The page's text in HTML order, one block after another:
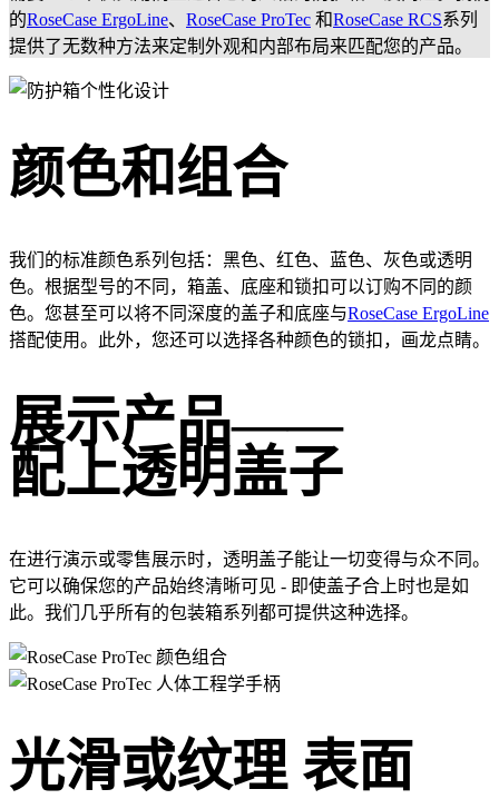
的RoseCase ErgoLine、 RoseCase ProTec 和RoseCase RCS系列
提供了无数种方法来定制外观和内部布局来匹配您的产品。
颜色和组合
我们的标准颜色系列包括：黑色、红色、蓝色、灰色或透明
色。根据型号的不同，箱盖、底座和锁扣可以订购不同的颜
色。您甚至可以将不同深度的盖子和底座与RoseCase ErgoLine
搭配使用。此外，您还可以选择各种颜色的锁扣，画龙点睛。
展示产品——
配上透明盖子
在进行演示或零售展示时，透明盖子能让一切变得与众不同。
它可以确保您的产品始终清晰可见 - 即使盖子合上时也是如
此。我们几乎所有的包装箱系列都可提供这种选择。
光滑或纹理 表面